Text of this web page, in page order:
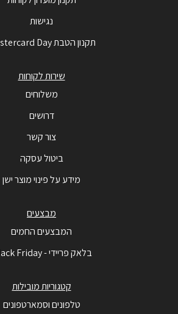
נגישות
תקנון הטבת Mastercard Day
שירות לקוחות
משלוחים
דרושים
צור קשר
ביטול עסקה
מידע על פינוי מוצר ישן
מבצעים
המבצעים החמים
בלאק פריידי - Black Friday
קטגוריות מובילות
טלפונים וסמארטפונים